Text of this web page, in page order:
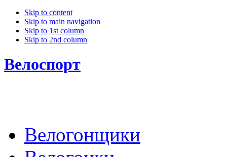
Skip to content
Skip to main navigation
Skip to 1st column
Skip to 2nd column
Велоспорт
Велогонщики